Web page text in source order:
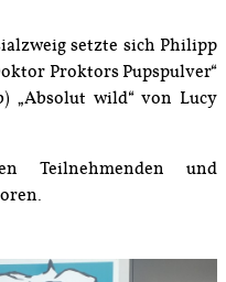
setzte sich Philipp
Proktors Pupspulver“
„Absolut wild“ von Lucy
Teilnehmenden und